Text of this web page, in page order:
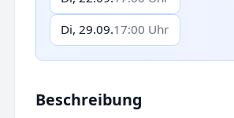
Di, 29.09.17:00 Uhr
Beschreibung